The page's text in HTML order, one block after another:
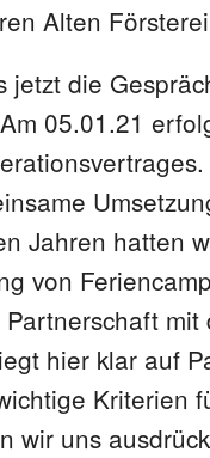
Alten
jetzt die
05.01.21
Jahren hatten
von
mit
hier klar auf
Kriterien
wir uns